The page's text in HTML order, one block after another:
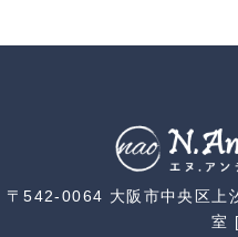
〒542-0064 大阪市中央区上
室 [